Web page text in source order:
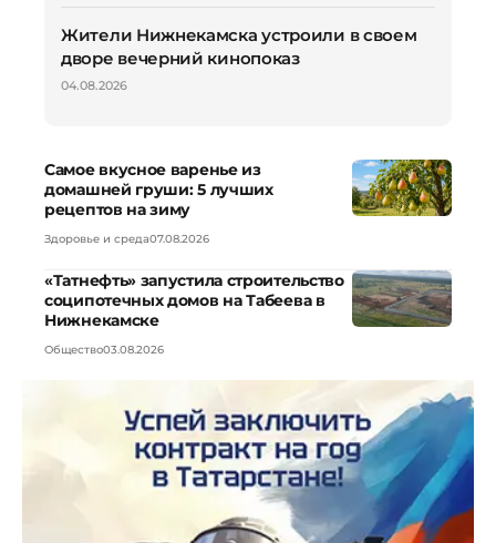
Жители Нижнекамска устроили в своем
дворе вечерний кинопоказ
04.08.2026
Самое вкусное варенье из
домашней груши: 5 лучших
рецептов на зиму
Здоровье и среда07.08.2026
«Татнефть» запустила строительство
соципотечных домов на Табеева в
Нижнекамске
Общество03.08.2026